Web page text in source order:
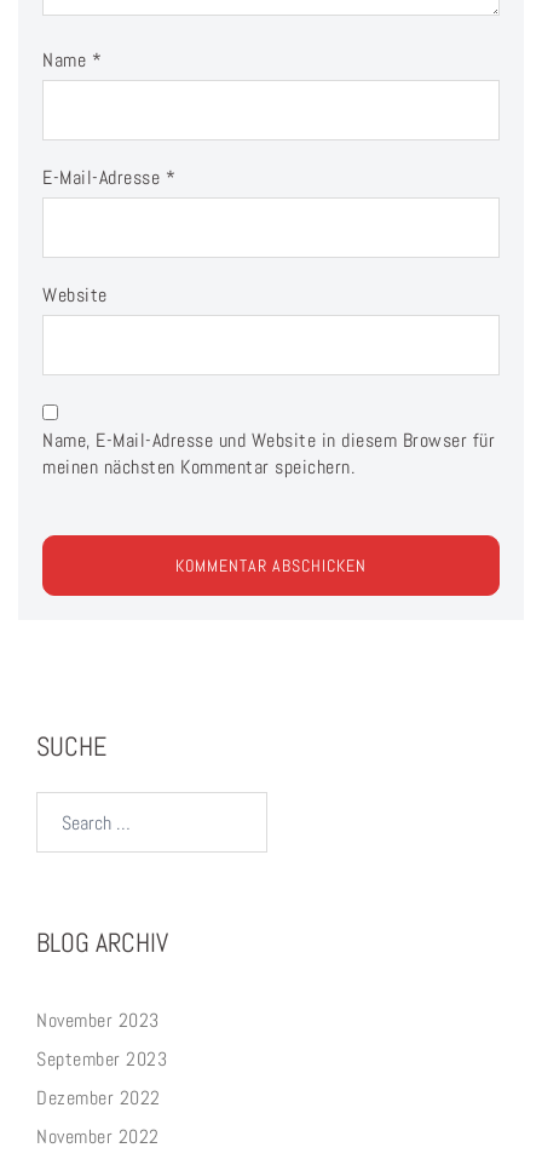
Name *
E-Mail-Adresse *
Website
Name, E-Mail-Adresse und Website in diesem Browser für
meinen nächsten Kommentar speichern.
SUCHE
BLOG ARCHIV
November 2023
September 2023
Dezember 2022
November 2022